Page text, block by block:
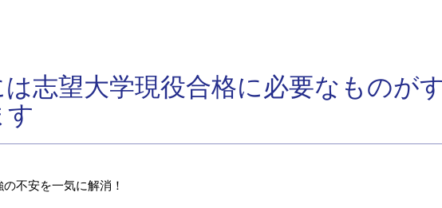
志望大学現役合格に必要なものが
す
不安を一気に解消！